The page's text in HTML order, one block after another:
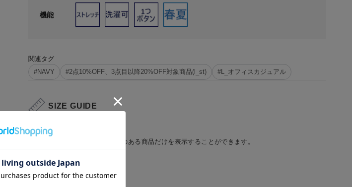
機能
関連タグ
#NAVY
#2点10%OFF、3点目以降20%OFF対象商品(l_st) #L_オフィスカジュアル
SIZE GUIDE
マイサイズ登録
自分のサイズを登録すると在庫のある商品だけを表示することができます。
サイズの選び方